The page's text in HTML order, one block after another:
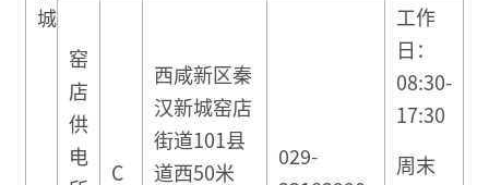
城
窑
店
供
电
C
西咸新区秦
汉新城窑店
街道101县
道西50米
029-
工作
日：
08:30-
17:30
周末